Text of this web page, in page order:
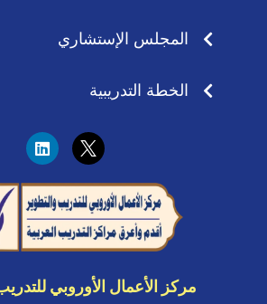
المجلس الإستشاري
الخطة التدريبية
L
i
n
k
e
d
i
n
مركز الأعمال الأوروبي